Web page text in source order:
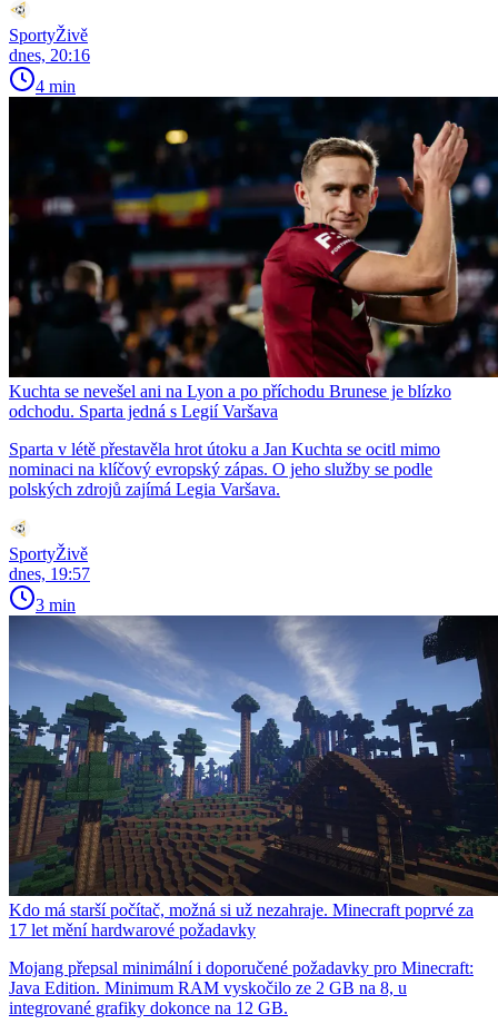
SportyŽivě
dnes, 20:16
4 min
Kuchta se nevešel ani na Lyon a po příchodu Brunese je blízko
odchodu. Sparta jedná s Legií Varšava
Sparta v létě přestavěla hrot útoku a Jan Kuchta se ocitl mimo
nominaci na klíčový evropský zápas. O jeho služby se podle
polských zdrojů zajímá Legia Varšava.
SportyŽivě
dnes, 19:57
3 min
Kdo má starší počítač, možná si už nezahraje. Minecraft poprvé za
17 let mění hardwarové požadavky
Mojang přepsal minimální i doporučené požadavky pro Minecraft:
Java Edition. Minimum RAM vyskočilo ze 2 GB na 8, u
integrované grafiky dokonce na 12 GB.